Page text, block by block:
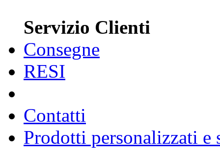
Servizio Clienti
Consegne
RESI
Contatti
Prodotti personalizzati e